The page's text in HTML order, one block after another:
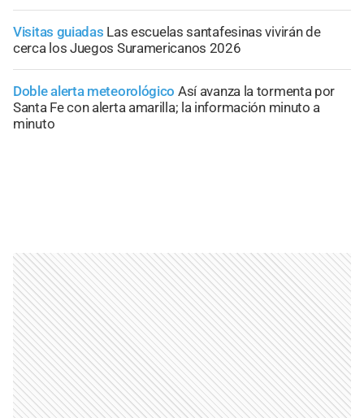
Visitas guiadas Las escuelas santafesinas vivirán de
cerca los Juegos Suramericanos 2026
Doble alerta meteorológico Así avanza la tormenta por
Santa Fe con alerta amarilla; la información minuto a
minuto